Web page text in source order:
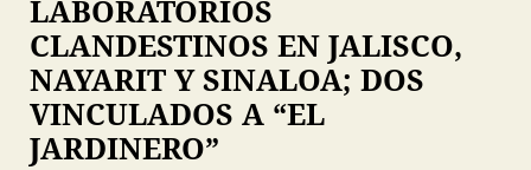
LABORATORIOS
CLANDESTINOS EN JALISCO,
NAYARIT Y SINALOA; DOS
VINCULADOS A “EL
JARDINERO”